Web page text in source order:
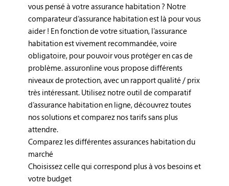
vous pensé à votre assurance habitation ? Notre
comparateur d’assurance habitation est là pour vous
aider ! En fonction de votre situation, l’assurance
habitation est vivement recommandée, voire
obligatoire, pour pouvoir vous protéger en cas de
problème. assuronline vous propose différents
niveaux de protection, avec un rapport qualité / prix
très intéressant. Utilisez notre outil de comparatif
d’assurance habitation en ligne, découvrez toutes
nos solutions et comparez nos tarifs sans plus
attendre.
Comparez les différentes assurances habitation du
marché
Choisissez celle qui correspond plus à vos besoins et
votre budget